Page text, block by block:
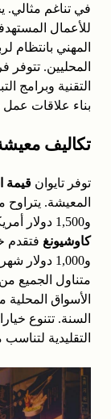
في تناغم مثالي.
للأعمال
المهني بانتظام
المحليين.
التقنية وبرامج
بناء علاقات عمل
تكاليف
توفر تايوان قيمة
و1,500 دولار أمريكي للحياة المريحة. أما المدن الأصغر مثل
كاوشيونغ
و1,000 دولار شهرياً. تبقى
متناول الجميع
الأسواق
السنة. تتنوع
التقليدية